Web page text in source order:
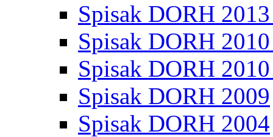
Spisak DORH
Spisak DORH
Spisak DORH
Spisak DORH 2009
Spisak DORH 2004